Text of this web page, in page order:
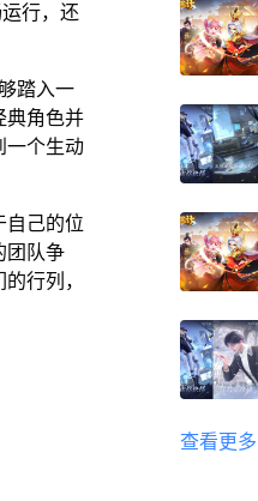
行，还
踏入一
典角色并
一个生动
自己的位
团队争
行列，
查看更多